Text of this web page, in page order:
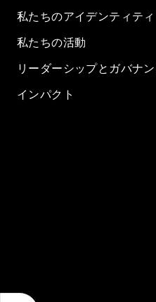
私たちのアイデンティティ
私たちの活動
リーダーシップとガバナ
インパクト